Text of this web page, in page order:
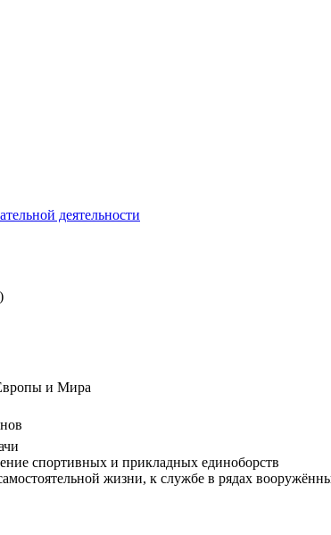
деятельности
и Мира
спортивных и прикладных единоборств
жизни, к службе в рядах